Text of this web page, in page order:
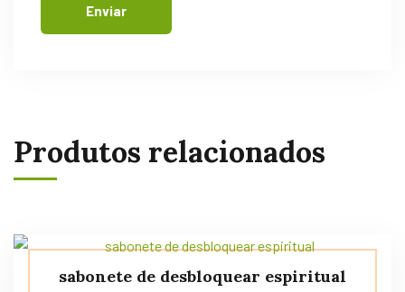
Produtos relacionados
sabonete de desbloquear espiritual